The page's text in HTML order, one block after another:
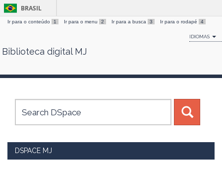
Skip
BRASIL
Ir para o conteúdo 1 Ir para o menu 2 Ir para a busca 3 Ir para o rodapé 4
IDIOMAS
Biblioteca digital MJ
DSPACE MJ